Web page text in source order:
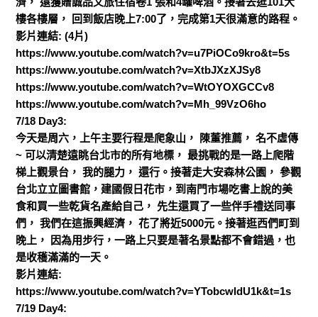
樓各樓層， 回到飯店晚上7:00了，完成第1天很滿意的路程。
影片連結: (4片)
https://www.youtube.com/watch?v=u7PiOCo9kro&t=5s
https://www.youtube.com/watch?v=XtbJXzXJSy8
https://www.youtube.com/watch?v=WtOYOXGCCv8
https://www.youtube.com/watch?v=Mh_99VzO6ho
7/18 Day3:
今天是周六，上午主要行程是爬象山， 陳董推薦， 名不虛傳
~ 可以清楚遠眺台北市的所有地標， 最挑戰的是一路上爬階
梯上觀景台， 我的腿力， 還行。接著走大安森林公園， 參觀
台北立立圖書館，建國假日花市，到南門市場吃書上說的美
食和買一些乾貨名產給自己， 先生還買了一些伴手禮送同事
們， 我們在這振興經濟， 花了將近5000元。接著逛西們町到
晚上， 因為用步行，一路上只要是著名景點都不會錯過，也
是收穫滿滿的一天。
影片連結:
https://www.youtube.com/watch?v=YTobcwldU1k&t=1s
7/19 Day4: